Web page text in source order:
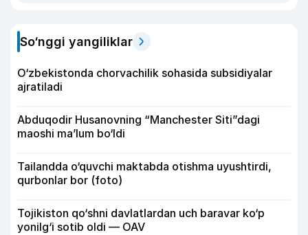
So‘nggi yangiliklar
O‘zbekistonda chorvachilik sohasida subsidiyalar
ajratiladi
Abduqodir Husanovning “Manchester Siti”dagi
maoshi ma’lum bo‘ldi
Tailandda o‘quvchi maktabda otishma uyushtirdi,
qurbonlar bor (foto)
Tojikiston qo‘shni davlatlardan uch baravar ko‘p
yonilg‘i sotib oldi — OAV